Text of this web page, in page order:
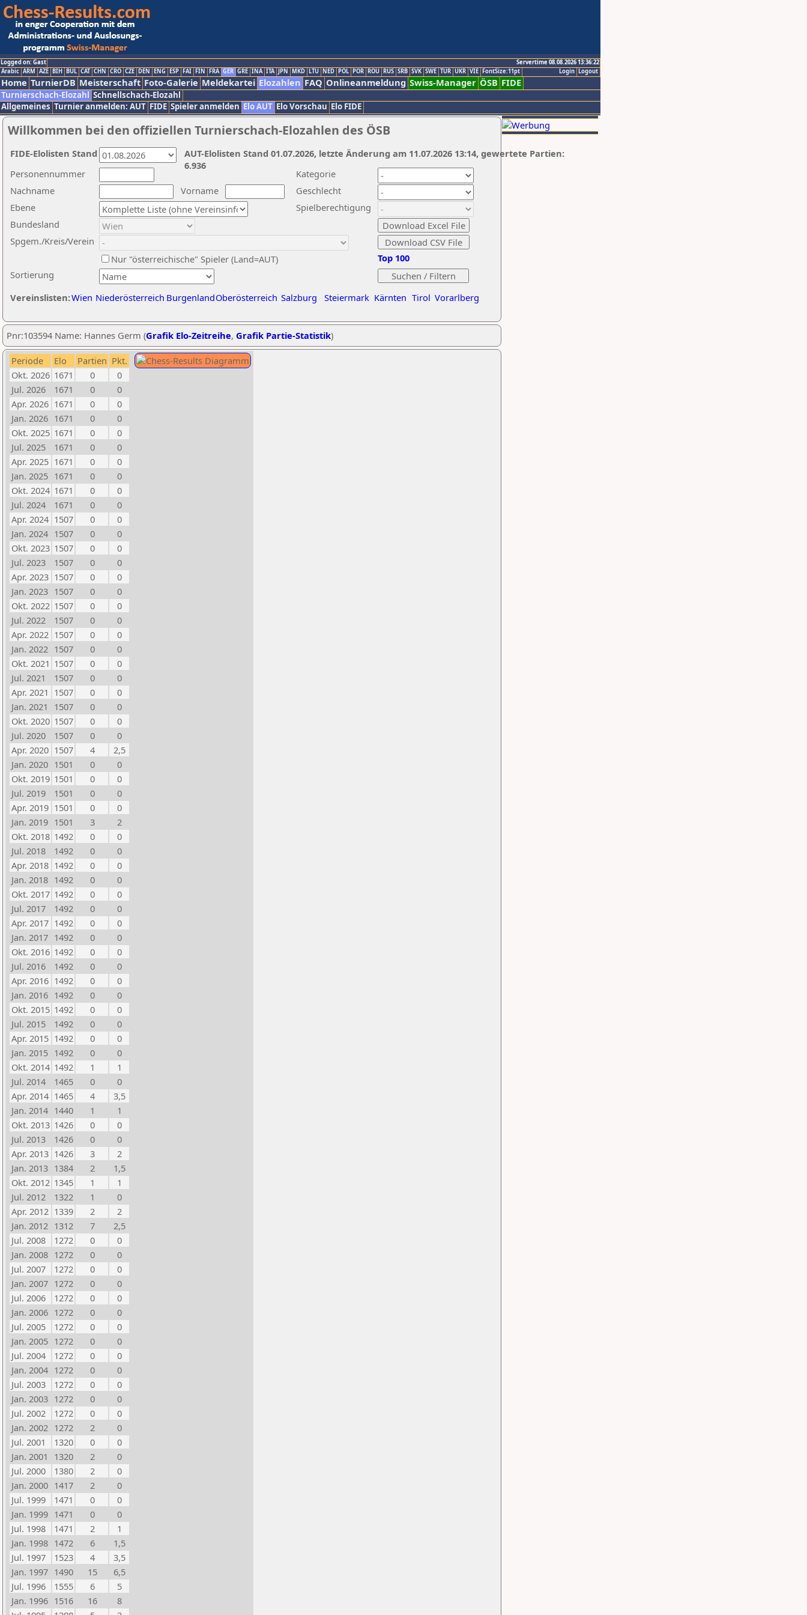
Logged on: Gast
Servertime 08.08.2026 13:36:22
Logout
Login
Arabic ARM AZE BIH BUL CAT CHN CRO CZE DEN ENG ESP FAI FIN FRA GER GRE INA ITA JPN MKD LTU NED POL POR ROU RUS SRB SVK SWE TUR UKR VIE FontSize:11pt
Home TurnierDB Meisterschaft Foto-Galerie Meldekartei Elozahlen FAQ Onlineanmeldung Swiss-Manager ÖSB FIDE
Turnierschach-Elozahl Schnellschach-Elozahl
Allgemeines Turnier anmelden: AUT FIDE Spieler anmelden Elo AUT Elo Vorschau Elo FIDE
Willkommen bei den offiziellen Turnierschach-Elozahlen des ÖSB
Nachname
Vorname
Ebene
Kategorie
Sortierung
Personennummer
Bundesland
Spgem./Kreis/Verein
Geschlecht
Nur "österreichische" Spieler (Land=AUT)
Spielberechtigung
Vereinslisten:Wien Niederösterreich BurgenlandOberösterreich Salzburg Steiermark Kärnten Tirol Vorarlberg
Top 100
AUT-Elolisten Stand 01.07.2026, letzte Änderung am 11.07.2026 13:14, gewertete Partien:
6.936
FIDE-Elolisten Stand
Pnr:103594 Name: Hannes Germ (Grafik Elo-Zeitreihe, Grafik Partie-Statistik)
Periode Elo Partien Pkt.
Okt. 2026 1671 0
0
Jul. 2026
1671 0
0
Apr. 2026 1671 0
0
Jan. 2026 1671 0
0
Okt. 2025 1671 0
0
Jul. 2025
1671 0
0
Apr. 2025 1671 0
0
Jan. 2025 1671 0
0
Okt. 2024 1671 0
0
Jul. 2024
1671 0
0
Apr. 2024 1507 0
0
Jan. 2024 1507 0
0
Okt. 2023 1507 0
0
Jul. 2023
1507 0
0
Apr. 2023 1507 0
0
Jan. 2023 1507 0
0
Okt. 2022 1507 0
0
Jul. 2022
1507 0
0
Apr. 2022 1507 0
0
Jan. 2022 1507 0
0
Okt. 2021 1507 0
0
Jul. 2021
1507 0
0
Apr. 2021 1507 0
0
Jan. 2021
1507 0
0
Okt. 2020 1507 0
0
Jul. 2020
1507 0
0
Apr. 2020 1507 4
2,5
Jan. 2020 1501 0
0
Okt. 2019 1501 0
0
Jul. 2019
1501 0
0
Apr. 2019 1501 0
0
Jan. 2019 1501 3
2
Okt. 2018 1492 0
0
Jul. 2018
1492 0
0
Apr. 2018 1492 0
0
Jan. 2018 1492 0
0
Okt. 2017 1492 0
0
Jul. 2017
1492 0
0
Apr. 2017 1492 0
0
Jan. 2017 1492 0
0
Okt. 2016 1492 0
0
Jul. 2016
1492 0
0
Apr. 2016 1492 0
0
Jan. 2016 1492 0
0
Okt. 2015 1492 0
0
Jul. 2015
1492 0
0
Apr. 2015 1492 0
0
Jan. 2015 1492 0
0
Okt. 2014 1492 1
1
Jul. 2014
1465 0
0
Apr. 2014 1465 4
3,5
Jan. 2014 1440 1
1
Okt. 2013 1426 0
0
Jul. 2013
1426 0
0
Apr. 2013 1426 3
2
Jan. 2013 1384 2
1,5
Okt. 2012 1345 1
1
Jul. 2012
1322 1
0
Apr. 2012 1339 2
2
Jan. 2012 1312 7
2,5
Jul. 2008
1272 0
0
Jan. 2008 1272 0
0
Jul. 2007
1272 0
0
Jan. 2007 1272 0
0
Jul. 2006
1272 0
0
Jan. 2006 1272 0
0
Jul. 2005
1272 0
0
Jan. 2005 1272 0
0
Jul. 2004
1272 0
0
Jan. 2004 1272 0
0
Jul. 2003
1272 0
0
Jan. 2003 1272 0
0
Jul. 2002
1272 0
0
Jan. 2002 1272 2
0
Jul. 2001
1320 0
0
Jan. 2001
1320 2
0
Jul. 2000
1380 2
0
Jan. 2000 1417 2
0
Jul. 1999
1471 0
0
Jan. 1999 1471 0
0
Jul. 1998
1471 2
1
Jan. 1998 1472 6
1,5
Jul. 1997
1523 4
3,5
Jan. 1997 1490 15
6,5
Jul. 1996
1555 6
5
Jan. 1996 1516 16
8